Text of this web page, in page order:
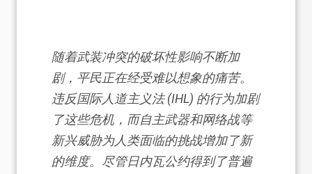
随着武装冲突的破坏性影响不断加
剧，平民正在经受难以想象的痛苦。
违反国际人道主义法 (IHL) 的行为加剧
了这些危机，而自主武器和网络战等
新兴威胁为人类面临的挑战增加了新
的维度。尽管日内瓦公约得到了普遍